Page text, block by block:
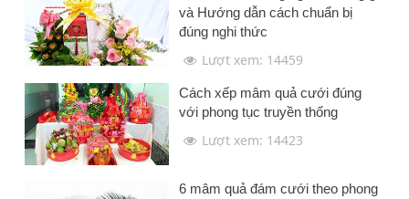
và Hướng dẫn cách chuẩn bị
đúng nghi thức
Lượt xem: 14459
Cách xếp mâm quả cưới đúng
với phong tục truyền thống
Lượt xem: 14423
6 mâm quả đám cưới theo phong